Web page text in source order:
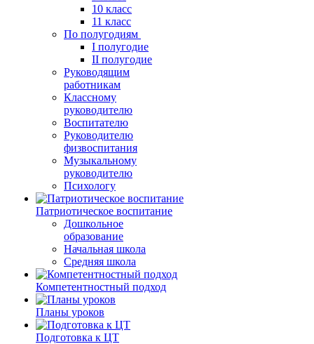
10 класс
11 класс
По полугодиям
I полугодие
II полугодие
Руководящим
работникам
Классному
руководителю
Воспитателю
Руководителю
физвоспитания
Музыкальному
руководителю
Психологу
Патриотическое воспитание
Дошкольное
образование
Начальная школа
Средняя школа
Компетентностный подход
Планы уроков
Подготовка к ЦТ